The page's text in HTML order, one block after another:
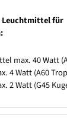
Leuchtmittel für
max. 40 Watt
4 Watt (A60
2 Watt (G45